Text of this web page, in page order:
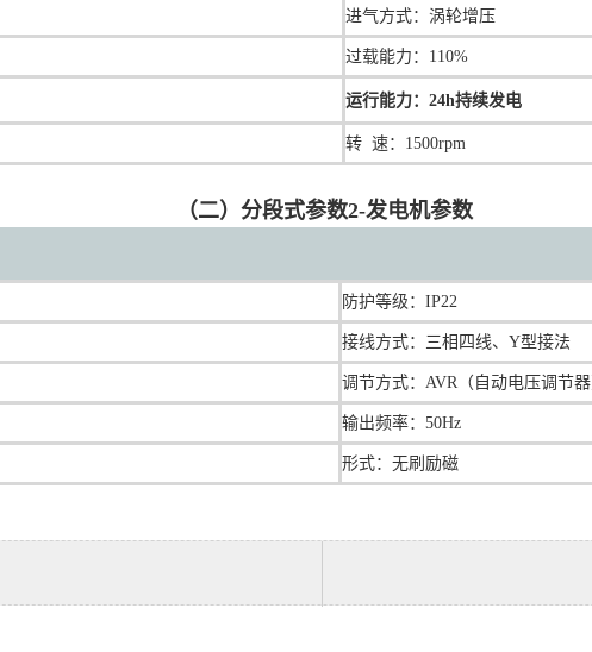
进气方式：涡轮增压
过载能力：110%
运行能力：24h持续发电
转 速：1500rpm
（二）分段式参数2-发电机参数
防护等级：IP22
接线方式：三相四线、Y型接法
调节方式：AVR（自动电压调节
输出频率：50Hz
形式：无刷励磁